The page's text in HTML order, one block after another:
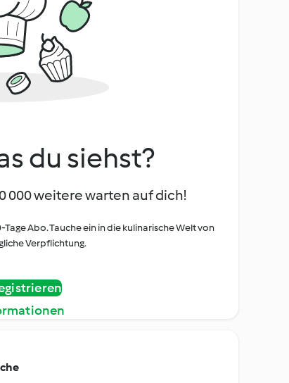
du siehst?
000 weitere warten auf dich!
Abo. Tauche ein in die kulinarische Welt von
Verpflichtung.